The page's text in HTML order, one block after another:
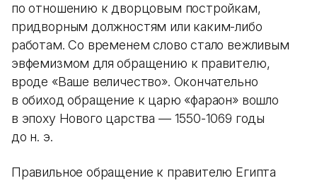
по отношению к дворцовым постройкам,
придворным должностям или каким-либо
работам. Со временем слово стало вежливым
эвфемизмом для обращению к правителю,
вроде «Ваше величество». Окончательно
в обиход обращение к царю «фараон» вошло
в эпоху Нового царства — 1550-1069 годы
до н. э.
Правильное обращение к правителю Египта